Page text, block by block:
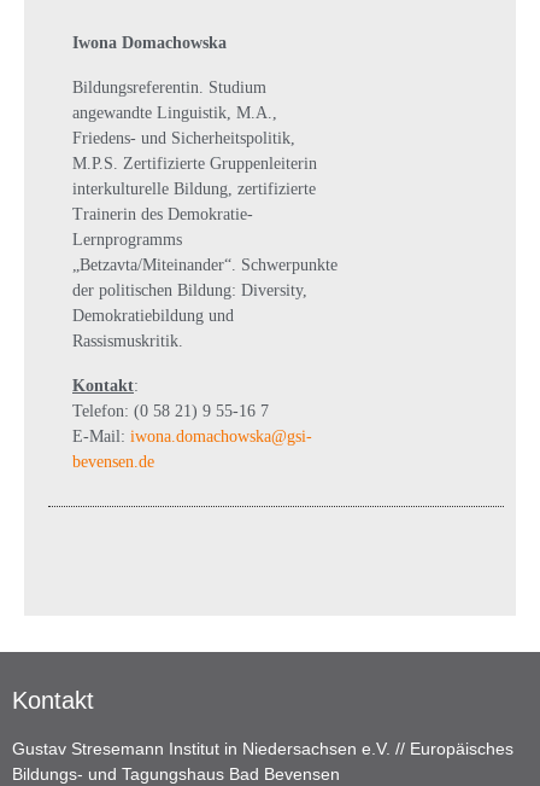
Iwona Domachowska
Bildungsreferentin. Studium
angewandte Linguistik, M.A.,
Friedens- und Sicherheitspolitik,
M.P.S. Zertifizierte Gruppenleiterin
interkulturelle Bildung, zertifizierte
Trainerin des Demokratie-
Lernprogramms
„Betzavta/Miteinander“. Schwerpunkte
der politischen Bildung: Diversity,
Demokratiebildung und
Rassismuskritik.
Kontakt:
Telefon: (0 58 21) 9 55-16 7
E-Mail: iwona.domachowska@gsi-
bevensen.de
Kontakt
Gustav Stresemann Institut in Niedersachsen e.V. // Europäisches
Bildungs- und Tagungshaus Bad Bevensen